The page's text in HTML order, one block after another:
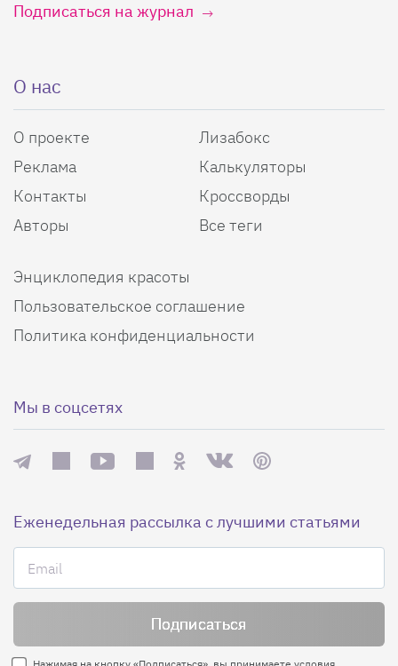
Подписаться на журнал
О нас
О проекте
Реклама
Контакты
Авторы
Лизабокс
Калькуляторы
Кроссворды
Все теги
Энциклопедия красоты
Пользовательское соглашение
Политика конфиденциальности
Мы в соцсетях
Еженедельная рассылка с лучшими статьями